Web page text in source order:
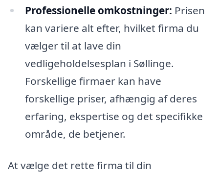
Professionelle omkostninger: Prisen
kan variere alt efter, hvilket firma du
vælger til at lave din
vedligeholdelsesplan i Søllinge.
Forskellige firmaer kan have
forskellige priser, afhængig af deres
erfaring, ekspertise og det specifikke
område, de betjener.
At vælge det rette firma til din